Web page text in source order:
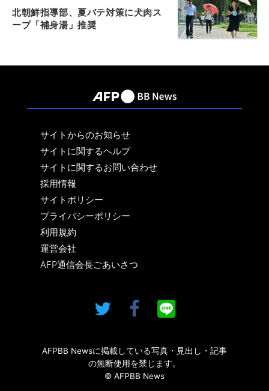
北朝鮮指導部、夏バテ対策に犬肉ス
ープ「補身湯」推奨
サイトからのお知らせ
サイトに関するヘルプ
サイトに関するお問い合わせ
採用情報
サイトポリシー
プライバシーポリシー
利用規約
運営会社
AFP通信会長ごあいさつ
AFPBB Newsに掲載している写真・見出し・記事
の無断使用を禁じます。
© AFPBB News